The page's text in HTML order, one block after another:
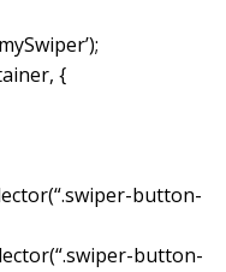
{
button-
button-